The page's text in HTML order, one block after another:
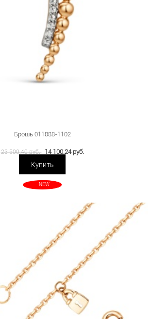
Брошь 011888-1102
23 500.40 руб. 14 100.24 руб.
Купить
NEW